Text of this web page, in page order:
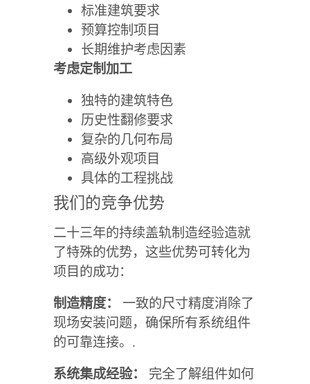
标准建筑要求
预算控制项目
长期维护考虑因素
考虑定制加工
独特的建筑特色
历史性翻修要求
复杂的几何布局
高级外观项目
具体的工程挑战
我们的竞争优势
二十三年的持续盖轨制造经验造就
了特殊的优势，这些优势可转化为
项目的成功：
制造精度：
一致的尺寸精度消除了
现场安装问题，确保所有系统组件
的可靠连接。.
系统集成经验：
完全了解组件如何